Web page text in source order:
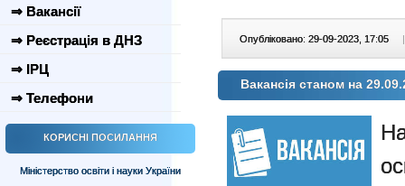
⇒ Вакансії
⇒ Реєстрація в ДНЗ
⇒ ІРЦ
⇒ Телефони
КОРИСНІ ПОСИЛАННЯ
Міністерство освіти і науки України
Опубліковано: 29-09-2023, 17:05 |
Вакансія станом на